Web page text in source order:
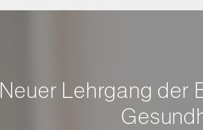
Neuer Lehrgang der